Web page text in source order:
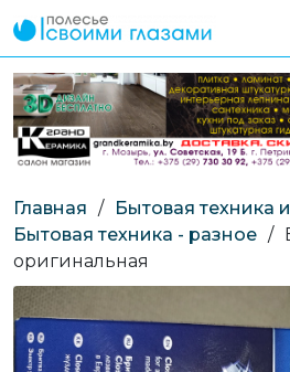
Главная / Бытовая техника
Бытовая техника - разное /
оригинальная